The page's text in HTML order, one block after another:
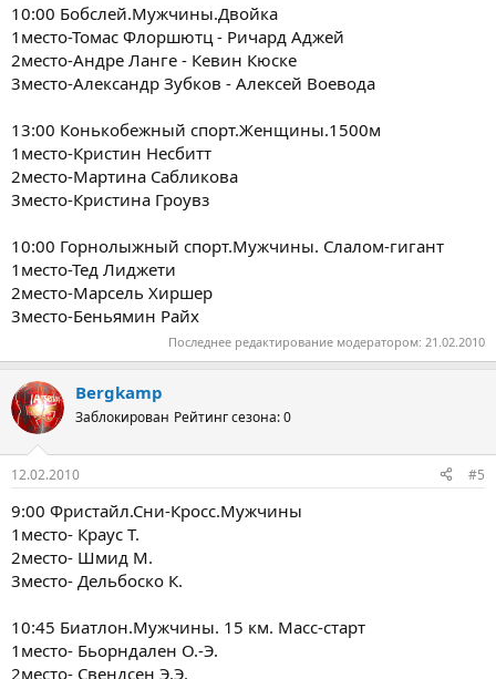
10:00 Бобслей.Мужчины.Двойка
1место-Томас Флоршютц - Ричард Аджей
2место-Андре Ланге - Кевин Кюске
3место-Александр Зубков - Алексей Воевода
13:00 Конькобежный спорт.Женщины.1500м
1место-Кристин Несбитт
2место-Мартина Сабликова
3место-Кристина Гроувз
10:00 Горнолыжный спорт.Мужчины. Слалом-гигант
1место-Тед Лиджети
2место-Марсель Хиршер
3место-Беньямин Райх
Последнее редактирование модератором: 21.02.2010
Bergkamp
Заблокирован Рейтинг сезона: 0
12.02.2010 #5
9:00 Фристайл.Сни-Кросс.Мужчины
1место- Краус Т.
2место- Шмид М.
3место- Дельбоско К.
10:45 Биатлон.Мужчины. 15 км. Масс-старт
1место- Бьорндален О.-Э.
2место- Свендсен Э.Э.